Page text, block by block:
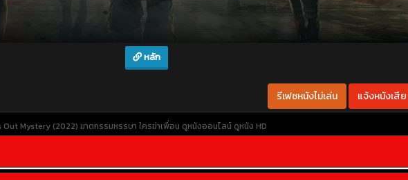
หลัก
รีเฟชหนังไม่เล่น แจ้งหนังเสีย
Out Mystery (2022) ฆาตกรรมหรรษา ใครฆ่าเพื่อน ดูหนังออนไลน์ ดูหนัง HD